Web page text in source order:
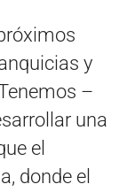
y
–
una
el
donde el